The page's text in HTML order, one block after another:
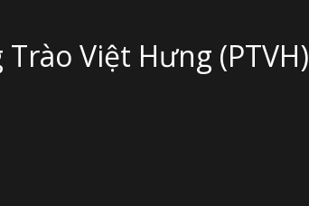
Việt Hưng (PTVH)